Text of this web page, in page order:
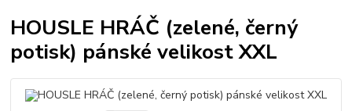
HOUSLE HRÁČ (zelené, černý
potisk) pánské velikost XXL